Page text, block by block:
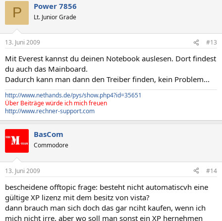
P Power 7856
Lt. Junior Grade
13. Juni 2009 #13
Mit Everest kannst du deinen Notebook auslesen. Dort findest
du auch das Mainboard.
Dadurch kann man dann den Treiber finden, kein Problem...
http://www.nethands.de/pys/show.php4?id=35651
Über Beiträge würde ich mich freuen
http://www.rechner-support.com
BasCom
Commodore
13. Juni 2009 #14
bescheidene offtopic frage: besteht nicht automatiscvh eine
gültige XP lizenz mit dem besitz von vista?
dann brauch man sich doch das gar nciht kaufen, wenn ich
mich nicht irre. aber wo soll man sonst ein XP hernehmen